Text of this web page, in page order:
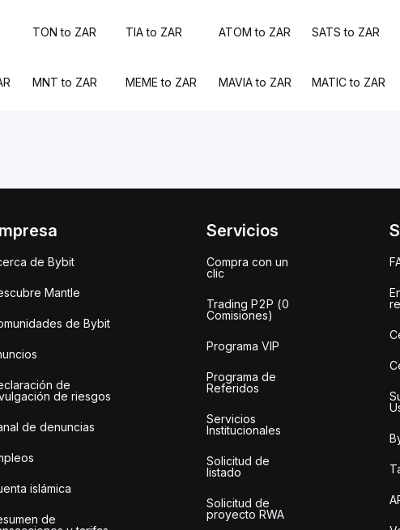
TON to ZAR TIA to ZAR ATOM to ZAR SATS to ZAR
MNT to ZAR MEME to ZAR MAVIA to ZAR MATIC to ZAR
de Bybit
Mantle
de Bybit
de
de riesgos
de denuncias
islámica
de
Servicios
Compra con un
clic
Trading P2P (0
Comisiones)
Programa VIP
Programa de
Referidos
Servicios
Institucionales
Solicitud de
listado
Solicitud de
proyecto RWA